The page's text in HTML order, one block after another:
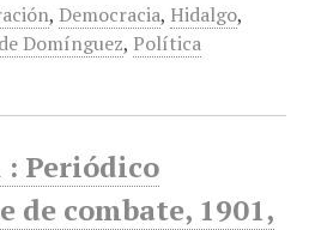
, Democracia, Hidalgo,
Domínguez, Política
: Periódico
de combate, 1901,